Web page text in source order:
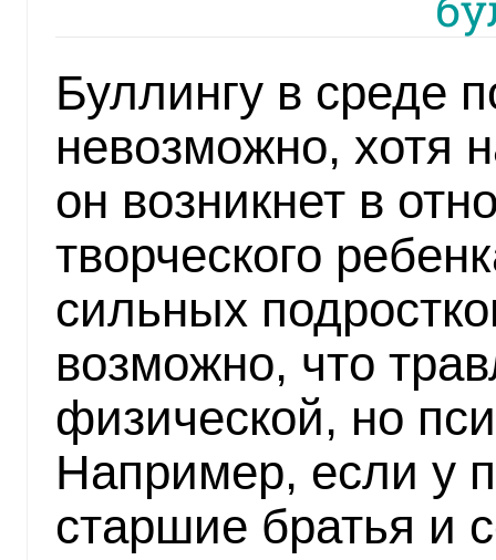
Буллингу в среде
невозможно, хотя
он возникнет в
творческого
сильных
возможно, что
физической, но
Например, если у
старшие братья и